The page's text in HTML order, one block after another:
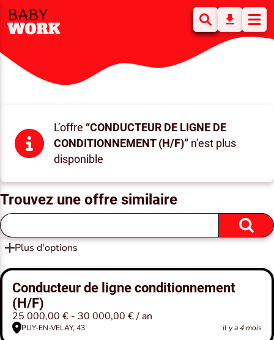
L’offre “CONDUCTEUR DE LIGNE DE
CONDITIONNEMENT (H/F)” n’est plus
disponible
Trouvez une offre similaire
Plus d'options
Conducteur de ligne conditionnement
(H/F)
25 000,00 € - 30 000,00 € / an
PUY-EN-VELAY, 43 il y a 4 mois